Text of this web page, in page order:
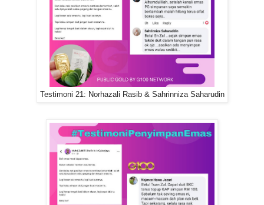
Testimoni 21: Norhazali Rasib & Sahrinniza Saharudin